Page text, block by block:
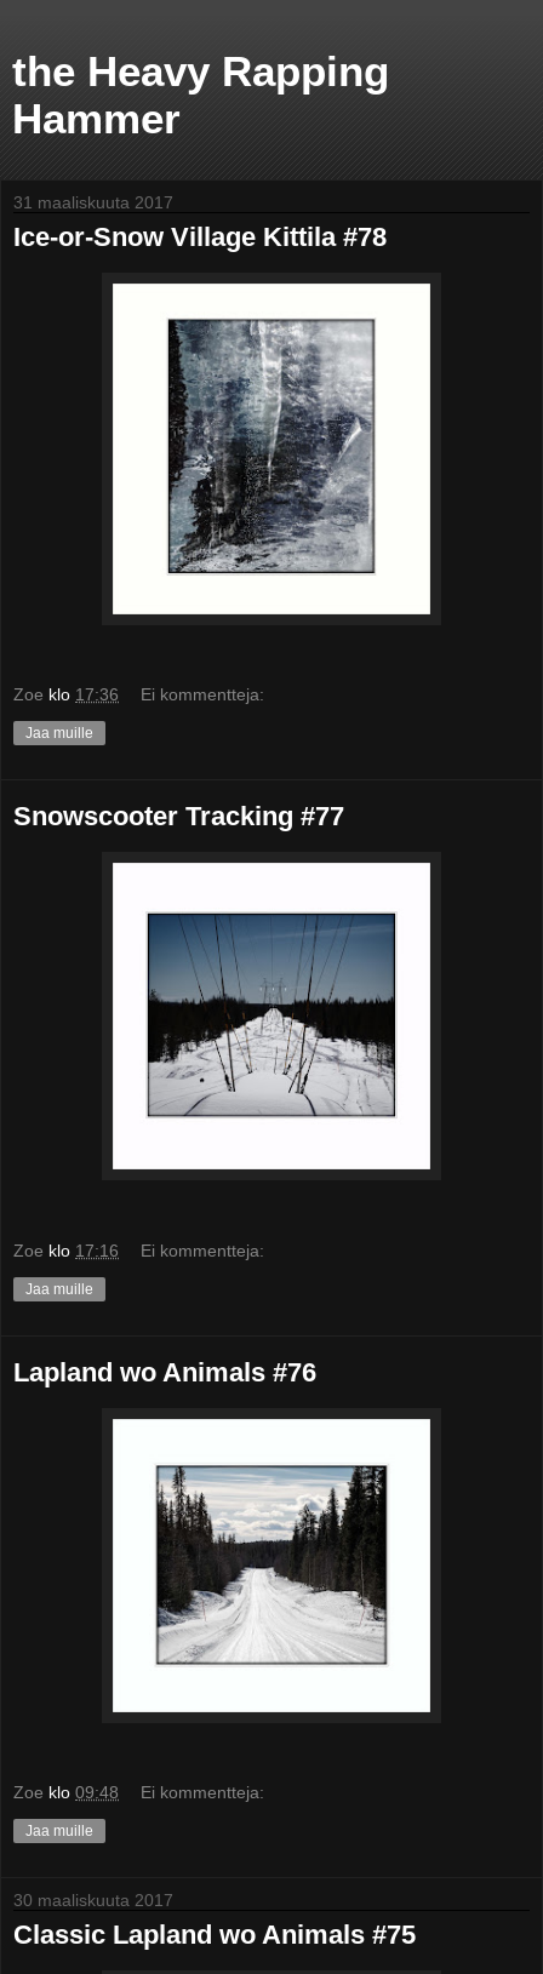
the Heavy Rapping
Hammer
31 maaliskuuta 2017
Ice-or-Snow Village Kittila #78
Zoe klo 17:36 Ei kommentteja:
Jaa muille
Snowscooter Tracking #77
Zoe klo 17:16 Ei kommentteja:
Jaa muille
Lapland wo Animals #76
Zoe klo 09:48 Ei kommentteja:
Jaa muille
30 maaliskuuta 2017
Classic Lapland wo Animals #75